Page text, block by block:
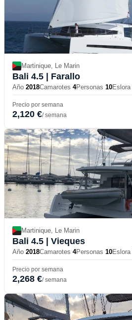
Martinique, Le Marin
Bali 4.5 | Farallo
Año 2018Camarotes 4Personas 10Eslora
Precio por semana
2,120 €/ semana
Martinique, Le Marin
Bali 4.5 | Vieques
Año 2018Camarotes 4Personas 10Eslora
Precio por semana
2,268 €/ semana